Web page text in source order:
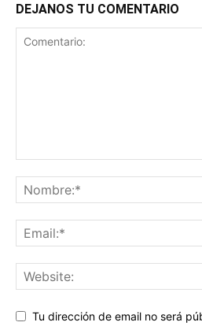
DEJANOS TU COMENTARIO
Tu dirección de email no será